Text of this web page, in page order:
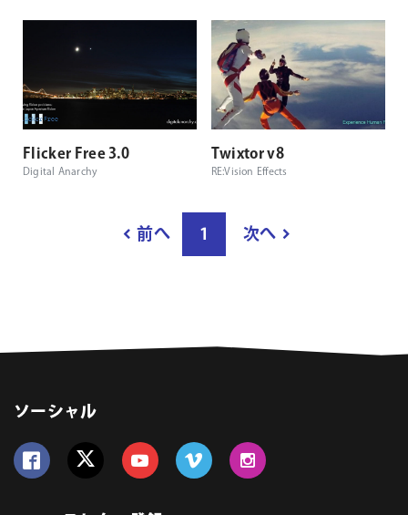
Flicker Free 3.0
Digital Anarchy
Twixtor v8
RE:Vision Effects
数
前へ 1 次へ
ソーシャル